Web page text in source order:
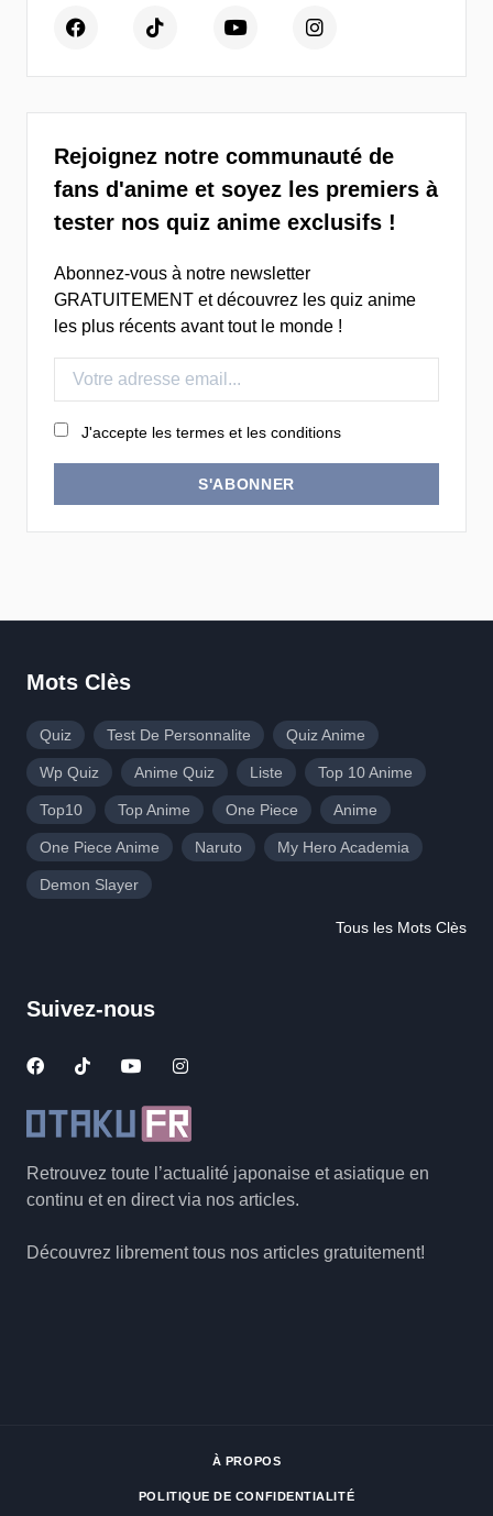
Rejoignez notre communauté de
fans d'anime et soyez les premiers à
tester nos quiz anime exclusifs !
Abonnez-vous à notre newsletter
GRATUITEMENT et découvrez les quiz anime
les plus récents avant tout le monde !
J'accepte les termes et les conditions
S'ABONNER
Retrouvez toute l’actualité japonaise et asiatique en
continu et en direct via nos articles.
Découvrez librement tous nos articles gratuitement!
Mots Clès
Quiz Test De Personnalite Quiz Anime
Wp Quiz Anime Quiz Liste Top 10 Anime
Top10 Top Anime One Piece Anime
One Piece Anime Naruto My Hero Academia
Demon Slayer
Tous les Mots Clès
Suivez-nous
À PROPOS
POLITIQUE DE CONFIDENTIALITÉ